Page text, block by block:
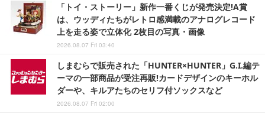
「トイ・ストーリー」新作一番くじが発売決定!A賞
は、ウッディたちがレトロ感満載のアナログレコード
上を走る姿で立体化 2枚目の写真・画像
2026.08.07 Fri 03:40
しまむらで販売された「HUNTER×HUNTER」G.I.編テ
ーマの一部商品が受注再販!カードデザインのキーホル
ダーや、キルアたちのセリフ付ソックスなど
2026.08.07 Fri 02:00